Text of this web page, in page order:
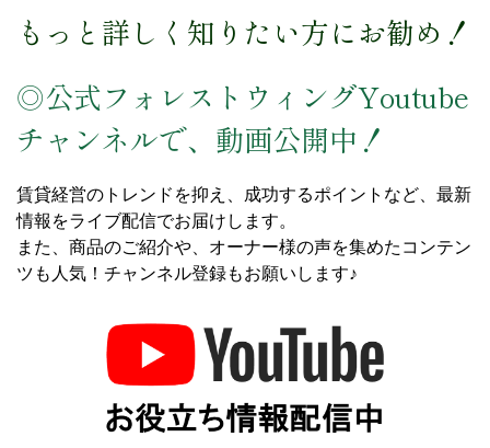
もっと詳しく知りたい方にお勧め！
◎公式フォレストウィングYoutube
チャンネルで、動画公開中！
賃貸経営のトレンドを抑え、成功するポイントなど、最新
情報をライブ配信でお届けします。
また、商品のご紹介や、オーナー様の声を集めたコンテン
ツも人気！チャンネル登録もお願いします♪